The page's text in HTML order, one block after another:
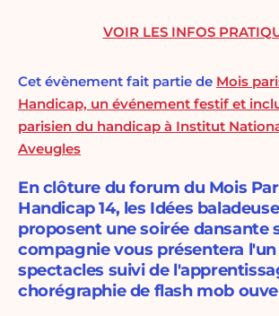
Cet évènement fait partie de Mois
Handicap, un événement festif et
parisien du handicap à Institut
Aveugles
En clôture du forum du Mois
Handicap 14, les Idées
proposent une soirée dansante
compagnie vous présentera l'un
spectacles suivi de
chorégraphie de flash mob
VOIR LES INFOS